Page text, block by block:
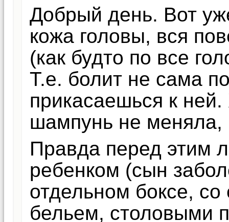
Добрый день. Вот
кожа головы, вся
(как будто по все
Т.е. болит не сама
прикасаешься к
шампунь не меняла,
Правда перед этим
ребенком (сын
отдельном боксе,
бельем, столовыми